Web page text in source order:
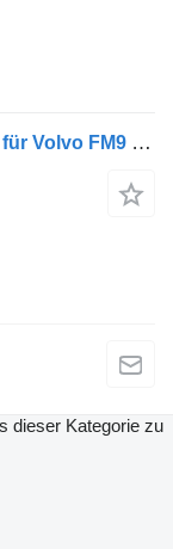
Volvo A/C pipe 20516062 Klimaleitung für Volvo FM9 Sattelzugmaschine
dieser Kategorie zu